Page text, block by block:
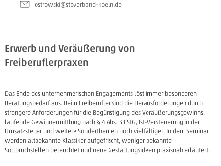
ostrowski@stbverband-koeln.de
Erwerb und Veräußerung von
Freiberuflerpraxen
Das Ende des unternehmerischen Engagements löst immer besonderen
Beratungsbedarf aus. Beim Freiberufler sind die Herausforderungen durch
strengere Anforderungen für die Begünstigung des Veräußerungsgewinns,
laufende Gewinnermittlung nach § 4 Abs. 3 EStG, Ist-Versteuerung in der
Umsatzsteuer und weitere Sonderthemen noch vielfältiger. In dem Seminar
werden altbekannte Klassiker aufgefrischt, weniger bekannte
Sollbruchstellen beleuchtet und neue Gestaltungsideen praxisnah erläutert.